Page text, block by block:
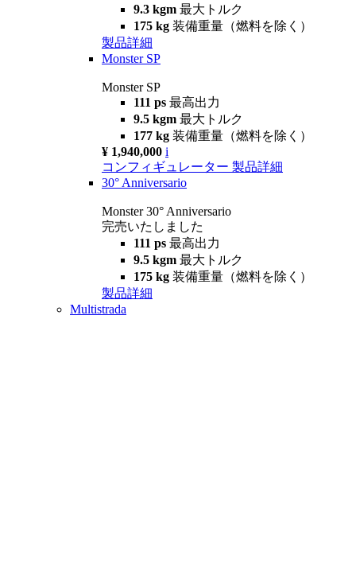
9.3 kgm 最大トルク
175 kg 装備重量（燃料を除く）
製品詳細
Monster SP
Monster SP
111 ps 最高出力
9.5 kgm 最大トルク
177 kg 装備重量（燃料を除く）
¥ 1,940,000 i
コンフィギュレーター 製品詳細
30° Anniversario
Monster 30° Anniversario
完売いたしました
111 ps 最高出力
9.5 kgm 最大トルク
175 kg 装備重量（燃料を除く）
製品詳細
Multistrada